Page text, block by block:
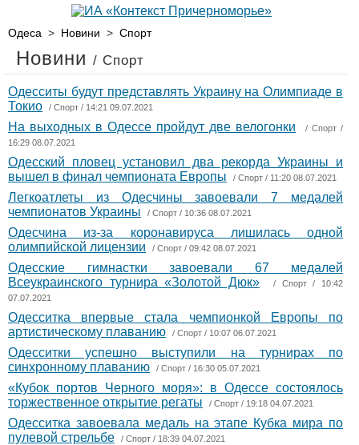
Одеса > Новини > Спорт
Новини / Спорт
Одесситы будут представлять Украину на Олимпиаде в
Токио
/ Спорт / 14:21 09.07.2021
На выходных в Одессе пройдут две велогонки / Спорт /
16:29 08.07.2021
Одесский пловец установил два рекорда Украины и
вышел в финал чемпионата Европы
/ Спорт / 11:20 08.07.2021
Легкоатлеты из Одесчины завоевали 7 медалей
чемпионатов Украины
/ Спорт / 10:36 08.07.2021
Одесчина из-за коронавируса лишилась одной
олимпийской лицензии
/ Спорт / 09:42 08.07.2021
Одесские гимнастки завоевали 67 медалей
Всеукраинского турнира «Золотой Дюк»
/ Спорт/ 10:42
07.07.2021
Одесситка впервые стала чемпионкой Европы по
артистическому плаванию
/ Спорт / 10:07 06.07.2021
Одесситки успешно выступили на турнирах по
синхронному плаванию
/ Спорт / 16:30 05.07.2021
«Кубок портов Черного моря»: в Одессе состоялось
торжественное открытие регаты
/ Спорт / 19:18 04.07.2021
Одесситка завоевала медаль на этапе Кубка мира по
пулевой стрельбе
/ Спорт / 18:39 04.07.2021